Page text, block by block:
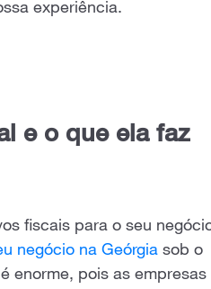
experiência.
e o que ela faz
fiscais para o seu
negócio na Geórgia sob o
enorme, pois as empresas